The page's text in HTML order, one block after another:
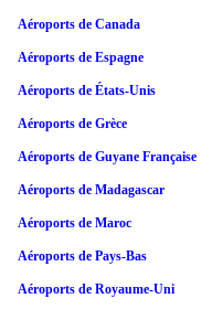
Aéroports de Canada
Aéroports de Espagne
Aéroports de États-Unis
Aéroports de Grèce
Aéroports de Guyane Française
Aéroports de Madagascar
Aéroports de Maroc
Aéroports de Pays-Bas
Aéroports de Royaume-Uni